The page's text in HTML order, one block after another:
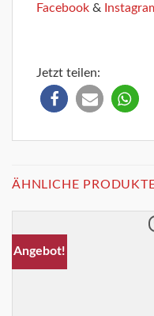
Facebook &
Jetzt teilen:
ÄHNLICHE
Angebot!